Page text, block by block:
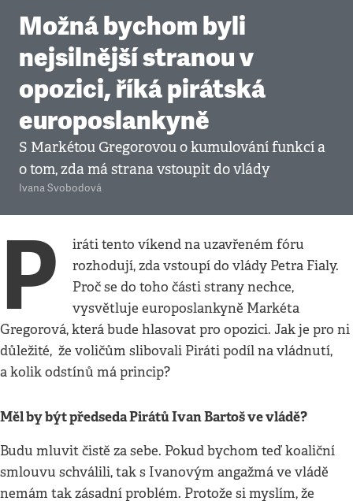
Možná bychom byli
nejsilnější stranou v
opozici, říká pirátská
europoslankyně
S Markétou Gregorovou o kumulování funkcí a
o tom, zda má strana vstoupit do vlády
Ivana Svobodová
P
iráti tento víkend na uzavřeném fóru
rozhodují, zda vstoupí do vlády Petra Fialy.
Proč se do toho části strany nechce,
vysvětluje europoslankyně Markéta
Gregorová, která bude hlasovat pro opozici. Jak je pro ni
důležité, že voličům slibovali Piráti podíl na vládnutí,
a kolik odstínů má princip?
Měl by být předseda Pirátů Ivan Bartoš ve vládě?
Budu mluvit čistě za sebe. Pokud bychom teď koaliční
smlouvu schválili, tak s Ivanovým angažmá ve vládě
nemám tak zásadní problém. Protože si myslím, že